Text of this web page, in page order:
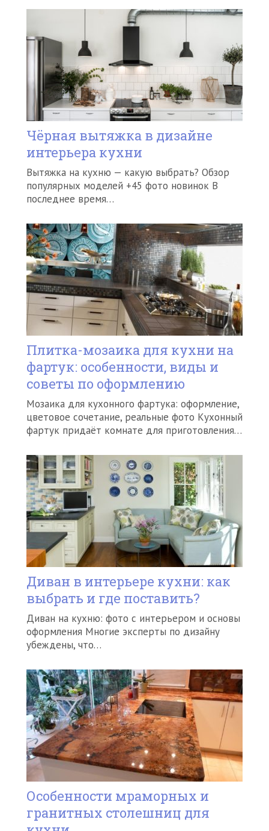
Чёрная вытяжка в дизайне
интерьера кухни
Вытяжка на кухню — какую выбрать? Обзор
популярных моделей +45 фото новинок В
последнее время…
Плитка-мозаика для кухни на
фартук: особенности, виды и
советы по оформлению
Мозаика для кухонного фартука: оформление,
цветовое сочетание, реальные фото Кухонный
фартук придаёт комнате для приготовления…
Диван в интерьере кухни: как
выбрать и где поставить?
Диван на кухню: фото с интерьером и основы
оформления Многие эксперты по дизайну
убеждены, что…
Особенности мраморных и
гранитных столешниц для